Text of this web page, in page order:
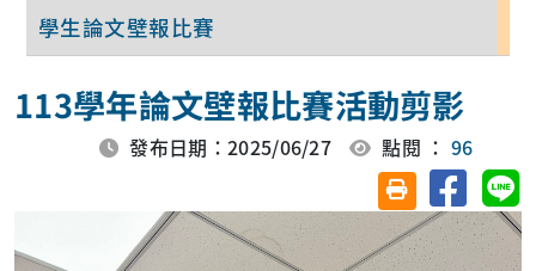
學生論文壁報比賽
113學年論文壁報比賽活動剪影
發布日期：2025/06/27 點閱 ：96
友善列印(另開視
分享至